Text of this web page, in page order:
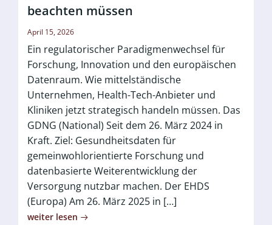
beachten müssen
April 15, 2026
Ein regulatorischer Paradigmenwechsel für
Forschung, Innovation und den europäischen
Datenraum. Wie mittelständische
Unternehmen, Health-Tech-Anbieter und
Kliniken jetzt strategisch handeln müssen. Das
GDNG (National) Seit dem 26. März 2024 in
Kraft. Ziel: Gesundheitsdaten für
gemeinwohlorientierte Forschung und
datenbasierte Weiterentwicklung der
Versorgung nutzbar machen. Der EHDS
(Europa) Am 26. März 2025 in […]
weiter lesen